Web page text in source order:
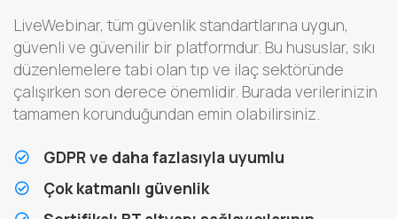
LiveWebinar, tüm güvenlik standartlarına uygun,
güvenli ve güvenilir bir platformdur. Bu hususlar, sıkı
düzenlemelere tabi olan tıp ve ilaç sektöründe
çalışırken son derece önemlidir. Burada verilerinizin
tamamen korunduğundan emin olabilirsiniz.
GDPR ve daha fazlasıyla uyumlu
Çok katmanlı güvenlik